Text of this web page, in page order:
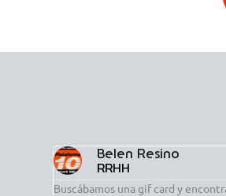
Belen Resino
RRHH
Buscábamos una gif card y